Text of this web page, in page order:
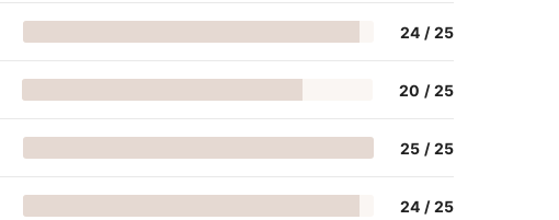
24 / 25
20 / 25
25 / 25
24 / 25